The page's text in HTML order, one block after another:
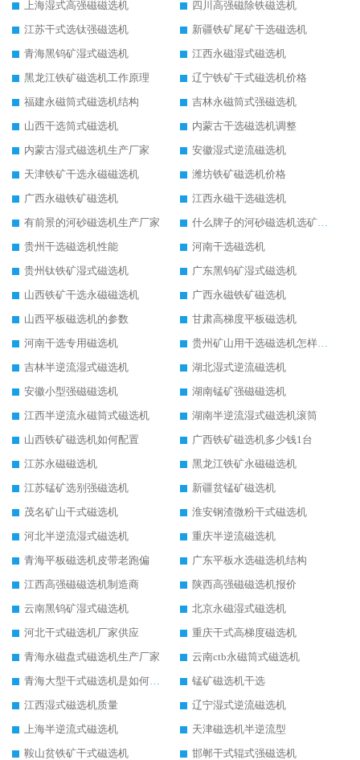
上海湿式高强磁磁选机
四川高强磁除铁磁选机
江苏干式选钛强磁选机
新疆铁矿尾矿干选磁选机
青海黑钨矿湿式磁选机
江西永磁湿式磁选机
黑龙江铁矿磁选机工作原理
辽宁铁矿干式磁选机价格
福建永磁筒式磁选机结构
吉林永磁筒式强磁选机
山西干选筒式磁选机
内蒙古干选磁选机调整
内蒙古湿式磁选机生产厂家
安徽湿式逆流磁选机
天津铁矿干选永磁磁选机
潍坊铁矿磁选机价格
广西永磁铁矿磁选机
江西永磁干选磁选机
有前景的河砂磁选机生产厂家
贵州干选磁选机性能
河南干选磁选机
贵州钛铁矿湿式磁选机
广东黑钨矿湿式磁选机
山西铁矿干选永磁磁选机
广西永磁铁矿磁选机
山西平板磁选机的参数
甘肃高梯度平板磁选机
河南干选专用磁选机
吉林半逆流湿式磁选机
湖北湿式逆流磁选机
安徽小型强磁磁选机
湖南锰矿强磁磁选机
江西半逆流永磁筒式磁选机
湖南半逆流湿式磁选机滚筒
山西铁矿磁选机如何配置
广西铁矿磁选机多少钱1台
江苏永磁磁选机
黑龙江铁矿永磁磁选机
江苏锰矿选别强磁选机
新疆贫锰矿磁选机
茂名矿山干式磁选机
淮安钢渣微粉干式磁选机
河北半逆流湿式磁选机
重庆半逆流磁选机
青海平板磁选机皮带老跑偏
广东平板水选磁选机结构
江西高强磁磁选机制造商
陕西高强磁磁选机报价
云南黑钨矿湿式磁选机
北京永磁湿式磁选机
河北干式磁选机厂家供应
重庆干式高梯度磁选机
青海永磁盘式磁选机生产厂家
云南ctb永磁筒式磁选机
锰矿磁选机干选
江西湿式磁选机质量
辽宁湿式逆流磁选机
上海半逆流式磁选机
天津磁选机半逆流型
鞍山贫铁矿干式磁选机
邯郸干式辊式强磁选机